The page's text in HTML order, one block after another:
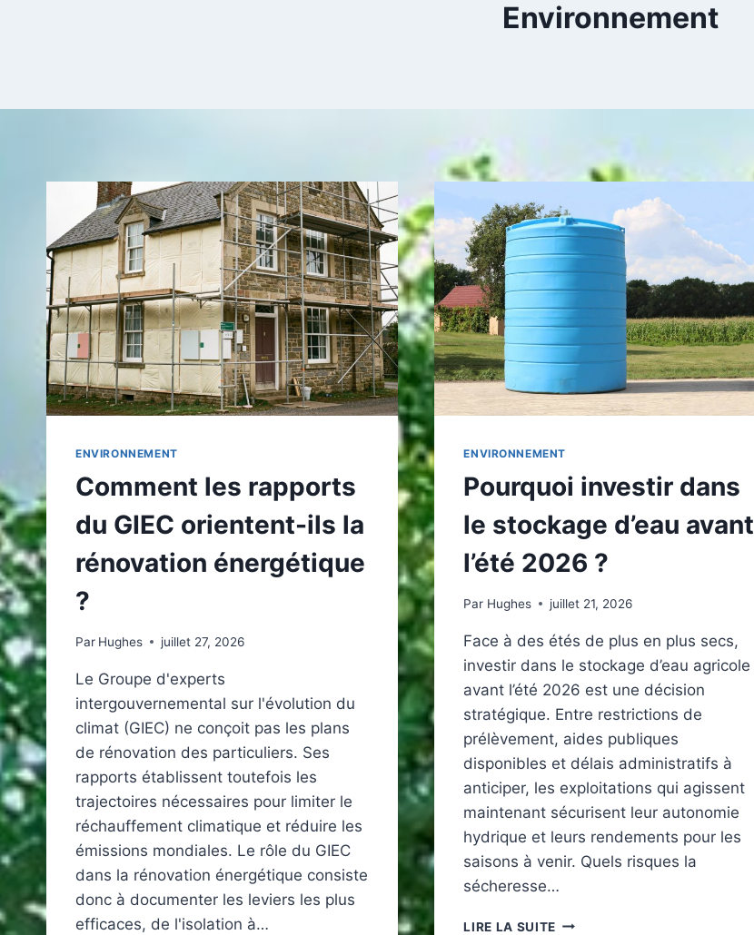
Environnement
ENVIRONNEMENT
Comment les rapports
du GIEC orientent-ils la
rénovation énergétique
?
Par Hughes juillet 27, 2026
Le Groupe d'experts
intergouvernemental sur l'évolution du
climat (GIEC) ne conçoit pas les plans
de rénovation des particuliers. Ses
rapports établissent toutefois les
trajectoires nécessaires pour limiter le
réchauffement climatique et réduire les
émissions mondiales. Le rôle du GIEC
dans la rénovation énergétique consiste
donc à documenter les leviers les plus
efficaces, de l'isolation à…
ENVIRONNEMENT
Pourquoi investir dans
le stockage d’eau avant
l’été 2026 ?
Par Hughes juillet 21, 2026
Face à des étés de plus en plus secs,
investir dans le stockage d’eau agricole
avant l’été 2026 est une décision
stratégique. Entre restrictions de
prélèvement, aides publiques
disponibles et délais administratifs à
anticiper, les exploitations qui agissent
maintenant sécurisent leur autonomie
hydrique et leurs rendements pour les
saisons à venir. Quels risques la
sécheresse…
LIRE LA SUITE POURQUOI